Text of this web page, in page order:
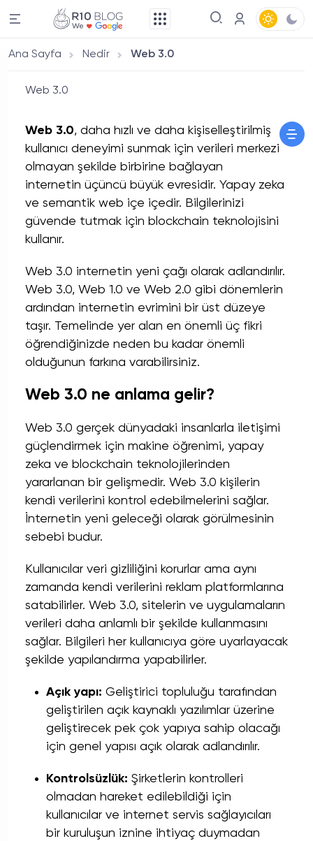
Web 3.0, daha hızlı ve daha kişiselleştirilmiş
kullanıcı deneyimi sunmak için verileri merkezi
olmayan şekilde birbirine bağlayan
internetin üçüncü büyük evresidir. Yapay zeka
ve semantik web içe içedir. Bilgilerinizi
güvende tutmak için blockchain teknolojisini
kullanır.
Web 3.0 internetin yeni çağı olarak adlandırılır.
Web 3.0, Web 1.0 ve Web 2.0 gibi dönemlerin
ardından internetin evrimini bir üst düzeye
taşır. Temelinde yer alan en önemli üç fikri
öğrendiğinizde neden bu kadar önemli
olduğunun farkına varabilirsiniz.
Web 3.0 ne anlama gelir?
Web 3.0 gerçek dünyadaki insanlarla iletişimi
güçlendirmek için makine öğrenimi, yapay
zeka ve blockchain teknolojilerinden
yararlanan bir gelişmedir. Web 3.0 kişilerin
kendi verilerini kontrol edebilmelerini sağlar.
İnternetin yeni geleceği olarak görülmesinin
sebebi budur.
Kullanıcılar veri gizliliğini korurlar ama aynı
zamanda kendi verilerini reklam platformlarına
satabilirler. Web 3.0, sitelerin ve uygulamaların
verileri daha anlamlı bir şekilde kullanmasını
sağlar. Bilgileri her kullanıcıya göre uyarlayacak
şekilde yapılandırma yapabilirler.
Açık yapı: Geliştirici topluluğu tarafından
geliştirilen açık kaynaklı yazılımlar üzerine
geliştirecek pek çok yapıya sahip olacağı
için genel yapısı açık olarak adlandırılır.
Kontrolsüzlük: Şirketlerin kontrolleri
olmadan hareket edilebildiği için
kullanıcılar ve internet servis sağlayıcıları
bir kuruluşun iznine ihtiyaç duymadan
Ana Sayfa Nedir Web 3.0
Web 3.0